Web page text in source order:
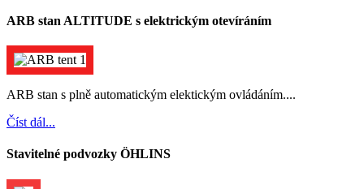
ARB stan ALTITUDE s elektrickým otevíráním
ARB stan s plně automatickým elektickým ovládáním....
Číst dál...
Stavitelné podvozky ÖHLINS